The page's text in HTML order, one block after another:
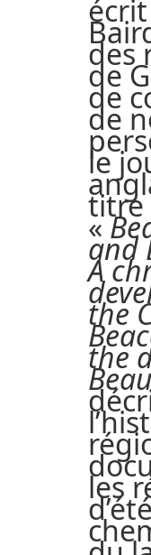
des
de
de
de
le
titre
«
and
A
the
the
les